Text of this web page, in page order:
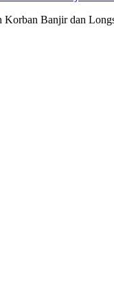
Korban Banjir dan